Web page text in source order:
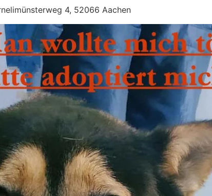
4, 52066 Aachen